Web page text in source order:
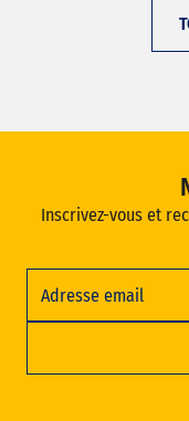
Inscrivez-vous et